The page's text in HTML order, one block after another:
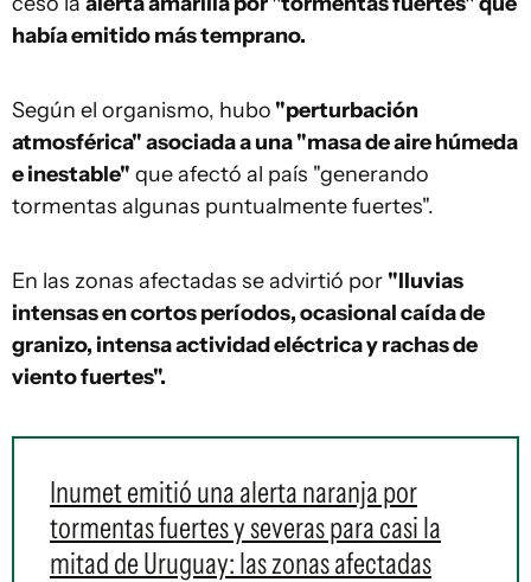
había emitido más temprano.
Según el organismo, hubo "perturbación
atmosférica" asociada a una "masa de aire húmeda
e inestable" que afectó al país "generando
tormentas algunas puntualmente fuertes".
En las zonas afectadas se advirtió por "lluvias
intensas en cortos períodos, ocasional caída de
granizo, intensa actividad eléctrica y rachas de
viento fuertes".
Inumet emitió una alerta naranja por
tormentas fuertes y severas para casi la
mitad de Uruguay: las zonas afectadas